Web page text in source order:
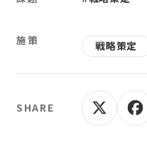
施策 戦略策定
SHARE